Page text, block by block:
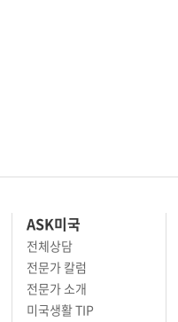
ASK미국
전체상담
전문가 칼럼